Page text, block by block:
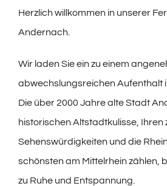
Herzlich willkommen in unserer
Andernach.
Wir laden Sie ein zu einem
abwechslungsreichen Aufenthalt
Die über 2000 Jahre alte Stadt
historischen Altstadtkulisse, Ihren
Sehenswürdigkeiten und die
schönsten am Mittelrhein zählen,
zu Ruhe und Entspannung.